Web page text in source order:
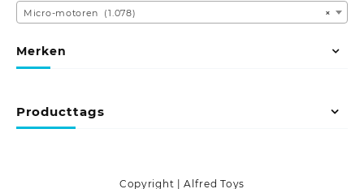
×
Micro-motoren (1.078)
Merken
Producttags
Copyright | Alfred Toys